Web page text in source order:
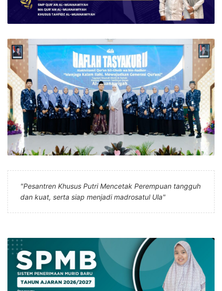
"Pesantren Khusus Putri Mencetak Perempuan tangguh
dan kuat, serta siap menjadi madrosatul Ula"